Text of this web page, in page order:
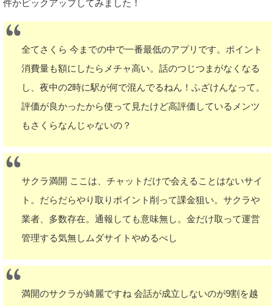
件かピックアップしてみました！
全てさくら 今までの中で一番最低のアプリです。ポイント
消費量も額にしたらメチャ高い。話のつじつまがなくなる
し、夜中の2時に駅が何で混んでるねん！ふざけんなって。
評価が良かったから使って見たけど高評価しているメンツ
もさくらなんじゃないの？
サクラ満開 ここは、チャットだけで会えることはないサイ
ト。だらだらやり取りポイント削って課金狙い。サクラや
業者、多数存在。通報しても意味無し。金だけ取って運営
管理する気無しムダサイトやめるべし
満開のサクラが綺麗ですね 会話が成立しないのが9割を越